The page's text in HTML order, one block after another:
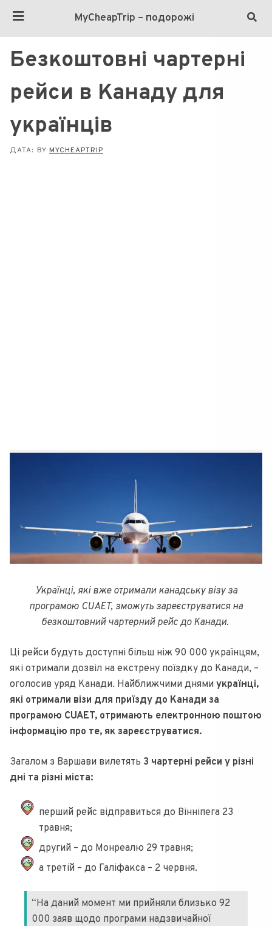
MyCheapTrip – подорожі
Безкоштовні чартерні
рейси в Канаду для
українців
ДАТА: BY MYCHEAPTRIP
Українці, які вже отримали канадську візу за
програмою CUAET, зможуть зареєструватися на
безкоштовний чартерний рейс до Канади.
Ці рейси будуть доступні більш ніж 90 000 українцям,
які отримали дозвіл на екстрену поїздку до Канади, –
оголосив уряд Канади. Найближчими днями українці,
які отримали візи для приїзду до Канади за
програмою CUAET, отримають електронною поштою
інформацію про те, як зареєструватися.
Загалом з Варшави вилетять 3 чартерні рейси у різні
дні та різні міста:
перший рейс відправиться до Вінніпега 23
травня;
другий – до Монреалю 29 травня;
а третій – до Галіфакса – 2 червня.
“На даний момент ми прийняли близько 92
000 заяв щодо програми надзвичайної